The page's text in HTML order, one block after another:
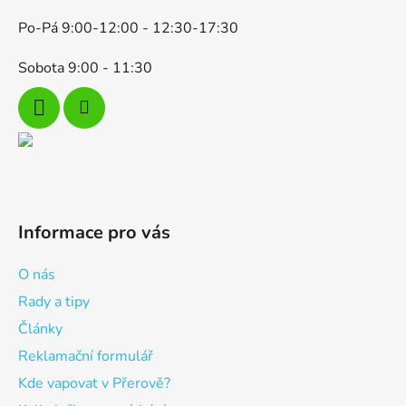
Po-Pá 9:00-12:00 - 12:30-17:30
Sobota 9:00 - 11:30
Informace pro vás
O nás
Rady a tipy
Články
Reklamační formulář
Kde vapovat v Přerově?